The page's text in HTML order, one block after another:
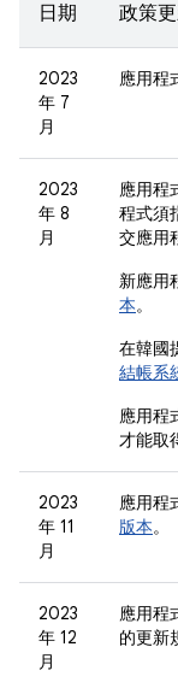
日期 政策
2023
年 7
月
應用程
2023
年 8
月
應用程
程式須
交應用
新應用
本。
在韓國
結帳系
應用程
才能取
2023
年 11
月
應用程
版本。
2023
年 12
月
應用程
的更新